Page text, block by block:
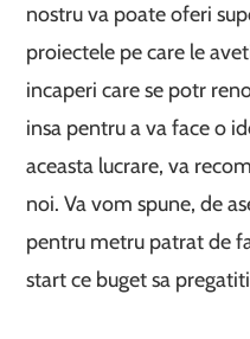
nostru va poate oferi
proiectele pe care le
incaperi care se potr
insa pentru a va face o
aceasta lucrare, va
noi. Va vom spune, de
pentru metru patrat de
start ce buget sa